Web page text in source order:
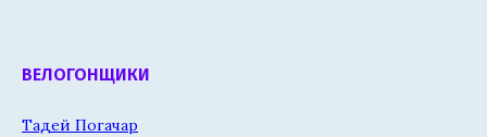
ВЕЛОГОНЩИКИ
Тадей Погачар